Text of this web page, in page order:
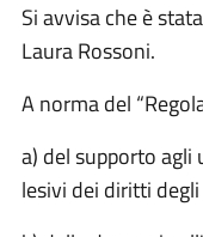
Si avvisa che è
Laura Rossoni.
A norma del
a) del supporto
lesivi dei diritti